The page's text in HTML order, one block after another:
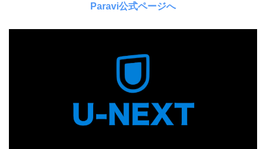
Paravi公式ページへ